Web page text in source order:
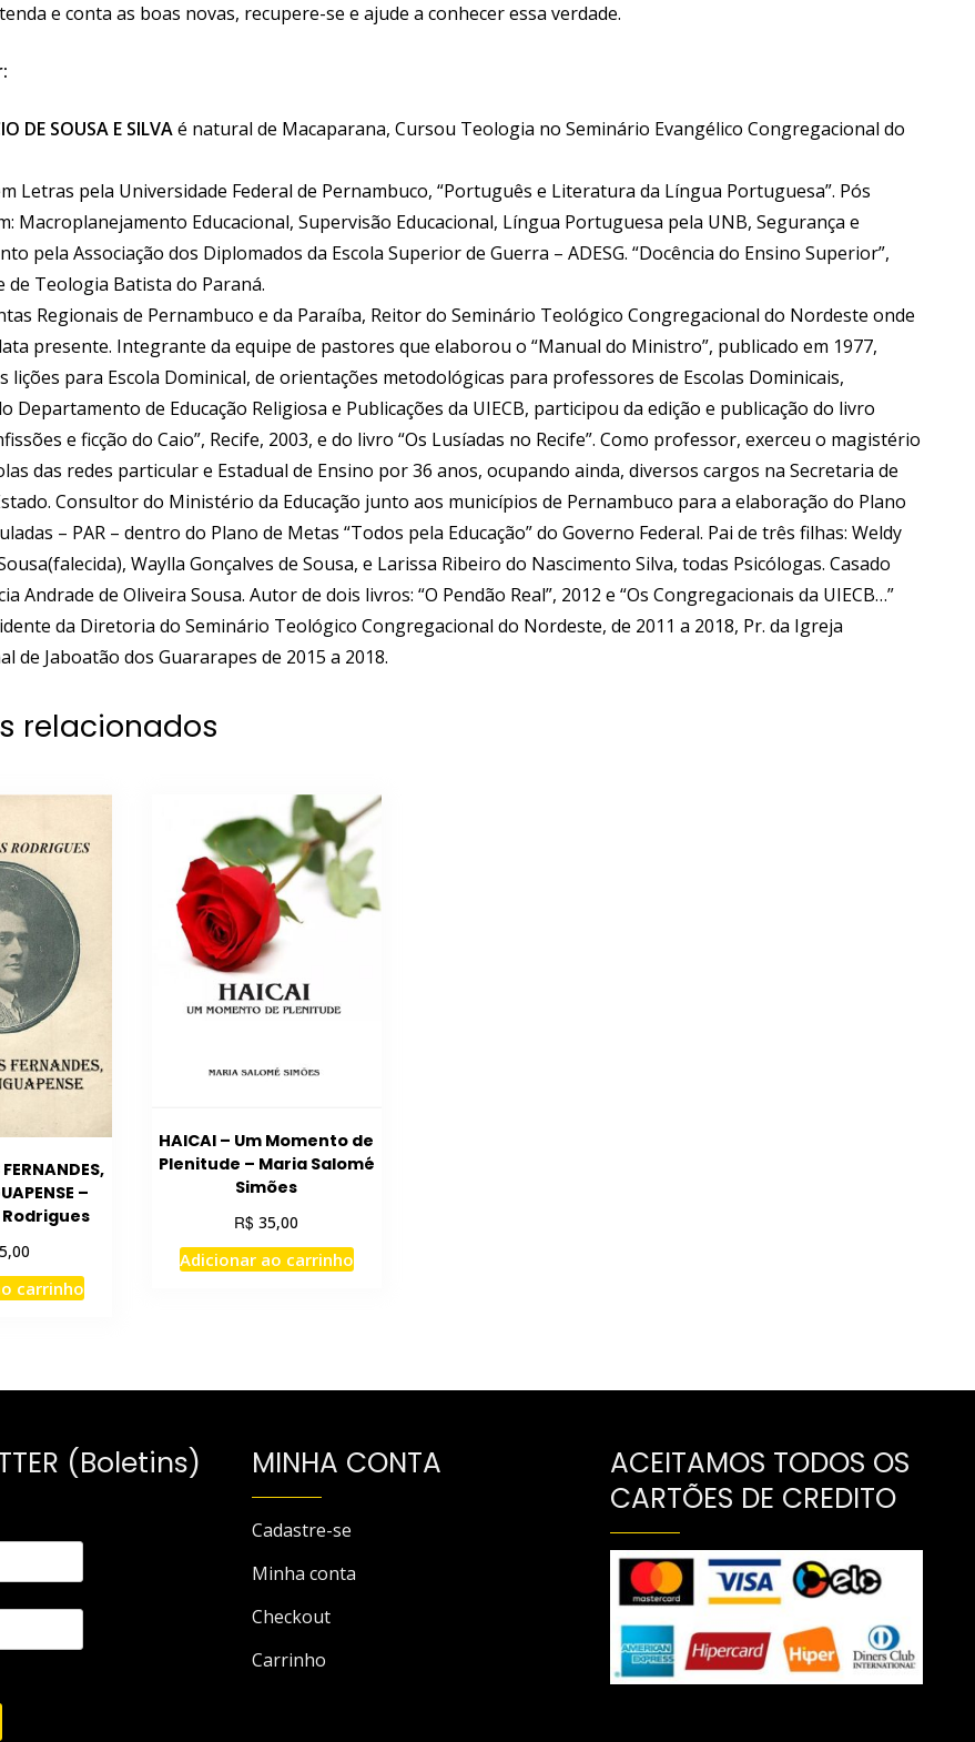
e conta as boas novas, recupere-se e ajude a conhecer essa verdade.
DE SOUSA E SILVAé natural de Macaparana, Cursou Teologia no Seminário Evangélico Congregacional do
Letras pela Universidade Federal de Pernambuco, “Português e Literatura da Língua Portuguesa”. Pós
Macroplanejamento Educacional, Supervisão Educacional, Língua Portuguesa pela UNB, Segurança e
pela Associação dos Diplomados da Escola Superior de Guerra – ADESG. “Docência do Ensino Superior”,
de Teologia Batista do Paraná.
Regionais de Pernambuco e da Paraíba, Reitor do Seminário Teológico Congregacional do Nordeste onde
presente. Integrante da equipe de pastores que elaborou o “Manual do Ministro”, publicado em 1977,
lições para Escola Dominical, de orientações metodológicas para professores de Escolas Dominicais,
Departamento de Educação Religiosa e Publicações da UIECB, participou da edição e publicação do livro
e ficção do Caio”, Recife, 2003, e do livro “Os Lusíadas no Recife”. Como professor, exerceu o magistério
das redes particular e Estadual de Ensino por 36 anos, ocupando ainda, diversos cargos na Secretaria de
Consultor do Ministério da Educação junto aos municípios de Pernambuco para a elaboração do Plano
– PAR – dentro do Plano de Metas “Todos pela Educação” do Governo Federal. Pai de três filhas: Weldy
Waylla Gonçalves de Sousa, e Larissa Ribeiro do Nascimento Silva, todas Psicólogas. Casado
Andrade de Oliveira Sousa. Autor de dois livros: “O Pendão Real”, 2012 e “Os Congregacionais da UIECB…”
da Diretoria do Seminário Teológico Congregacional do Nordeste, de 2011 a 2018, Pr. da Igreja
de Jaboatão dos Guararapes de 2015 a 2018.
relacionados
–
carrinho
HAICAI – Um Momento de
Plenitude – Maria Salomé
Simões
R$ 35,00
Adicionar ao carrinho
(Boletins) MINHA CONTA
Cadastre-se
Minha conta
Checkout
Carrinho
ACEITAMOS TODOS OS
CARTÕES DE CREDITO